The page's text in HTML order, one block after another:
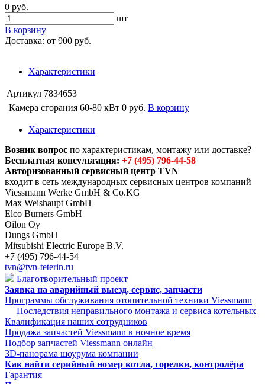
0 руб.
шт
В корзину
Доставка: от 900 руб.
Характеристики
Артикул 7834653
Камера сгорания 60-80 кВт 0 руб. В корзину
Характеристики
Возник вопрос по характеристикам, монтажу или доставке?
Бесплатная консультация: +7 (495) 796-44-58
Авторизованный сервисный центр TVN
входит в сеть международных сервисных центров компаний
Viessmann Werke GmbH & Co.KG
Max Weishaupt GmbH
Elco Burners GmbH
Oilon Oy
Dungs GmbH
Mitsubishi Electric Europe B.V.
+7 (495) 796-44-54
tvn@tvn-teterin.ru
Благотворительный проект
Заявка на аварийный выезд, сервис, запчасти
Программы обслуживания отопительной техники Viessmann
Последствия неправильного монтажа и сервиса котельных
Квалификация наших сотрудников
Продажа запчастей Viessmann в ночное время
Подбор запчастей Viessmann онлайн
3D-панорама шоурума компании
Как найти серийный номер котла, горелки, контролёра
Гарантия